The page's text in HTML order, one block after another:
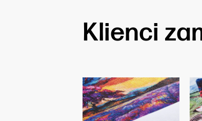
Klienci